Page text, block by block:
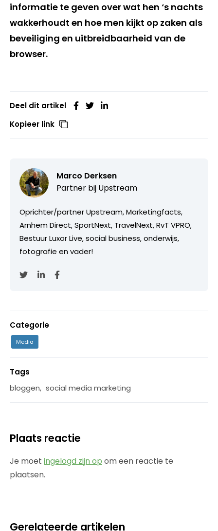
informatie te geven over wat hen ‘s nachts
wakkerhoudt en hoe men kijkt op zaken als
beveiliging en uitbreidbaarheid van de
browser.
Deel dit artikel
Kopieer link
Marco Derksen
Partner bij Upstream
Oprichter/partner Upstream, Marketingfacts,
Arnhem Direct, SportNext, TravelNext, RvT VPRO,
Bestuur Luxor Live, social business, onderwijs,
fotografie en vader!
Categorie
Media
Tags
bloggen, social media marketing
Plaats reactie
Je moet ingelogd zijn op om een reactie te
plaatsen.
Gerelateerde artikelen